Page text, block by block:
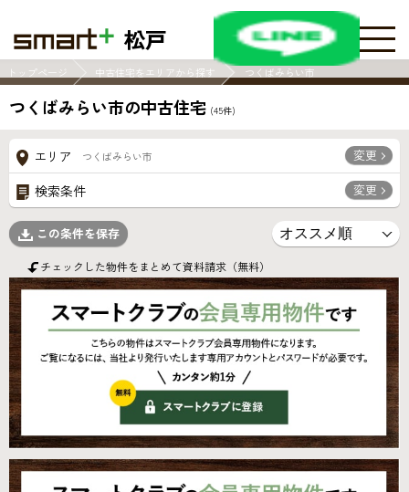
松戸
トップページ 中古住宅をエリアから探す つくばみらい市
つくばみらい市の中古住宅 (45件)
エリア つくばみらい市 変更
検索条件 変更
この条件を保存
チェックした物件をまとめて資料請求（無料）